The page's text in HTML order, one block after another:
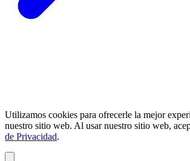
Utilizamos cookies para ofrecerle la mejor
nuestro sitio web. Al usar nuestro sitio web,
de Privacidad.